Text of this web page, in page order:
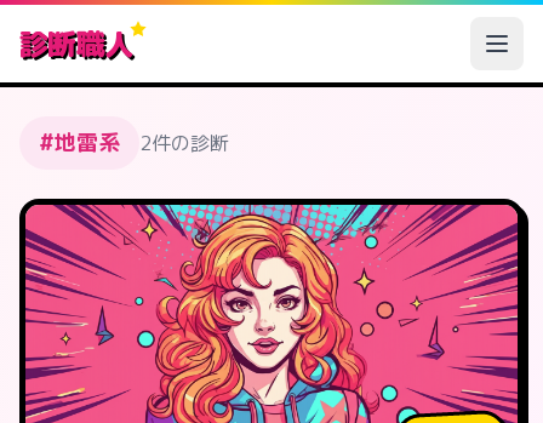
診断職人
#地雷系 2件の診断